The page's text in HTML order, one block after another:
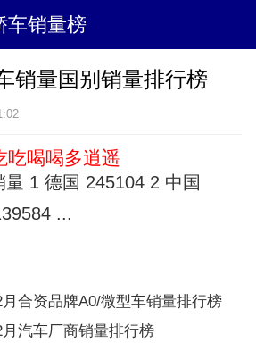
车销量榜
销量国别销量排行榜
吃喝喝多逍遥
1 德国 245104 2 中国
...
月合资品牌A0/微型车销量排行榜
月汽车厂商销量排行榜